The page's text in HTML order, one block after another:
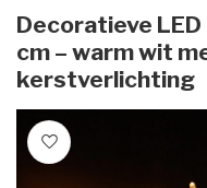
Decoratieve
cm – warm wit
kerstverlichting